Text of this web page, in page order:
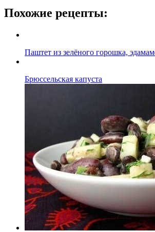
Похожие рецепты:
Паштет из зелёного горошка,
Брюссельская капуста